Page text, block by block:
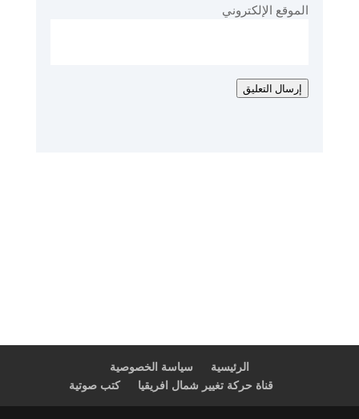
الموقع الإلكتروني
إرسال التعليق
الرئيسية
سياسة الخصوصية
قناة حركة تغيير شمال افريقيا
كتب صوتية